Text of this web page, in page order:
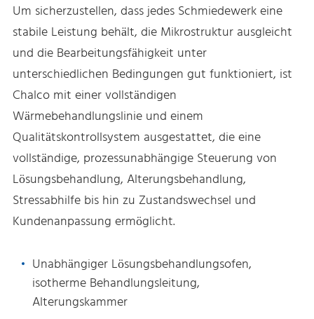
Um sicherzustellen, dass jedes Schmiedewerk eine
stabile Leistung behält, die Mikrostruktur ausgleicht
und die Bearbeitungsfähigkeit unter
unterschiedlichen Bedingungen gut funktioniert, ist
Chalco mit einer vollständigen
Wärmebehandlungslinie und einem
Qualitätskontrollsystem ausgestattet, die eine
vollständige, prozessunabhängige Steuerung von
Lösungsbehandlung, Alterungsbehandlung,
Stressabhilfe bis hin zu Zustandswechsel und
Kundenanpassung ermöglicht.
Unabhängiger Lösungsbehandlungsofen,
isotherme Behandlungsleitung,
Alterungskammer